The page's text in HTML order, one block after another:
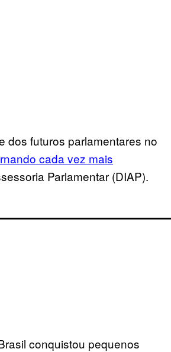
dos futuros parlamentares no
cada vez mais
Parlamentar (DIAP).
conquistou pequenos